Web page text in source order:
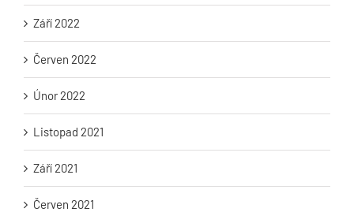
Září 2022
Červen 2022
Únor 2022
Listopad 2021
Září 2021
Červen 2021